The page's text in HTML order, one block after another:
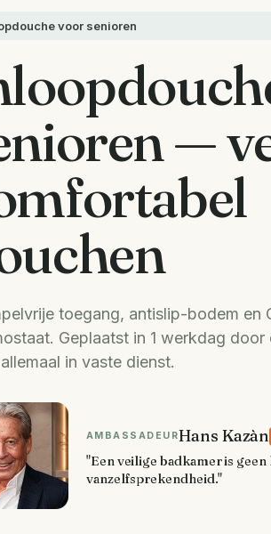
voor senioren
—
toegang, antislip-bodem en
Geplaatst in 1 werkdag door
in vaste dienst.
AMBASSADEURHans Kazàn
"Een veilige badkamer is
vanzelfsprekendheid."